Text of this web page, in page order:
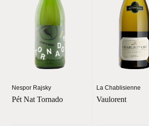
Nespor Rajsky
Pét Nat Tornado
La Chablisienne
Vaulorent